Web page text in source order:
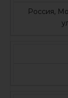
Россия,